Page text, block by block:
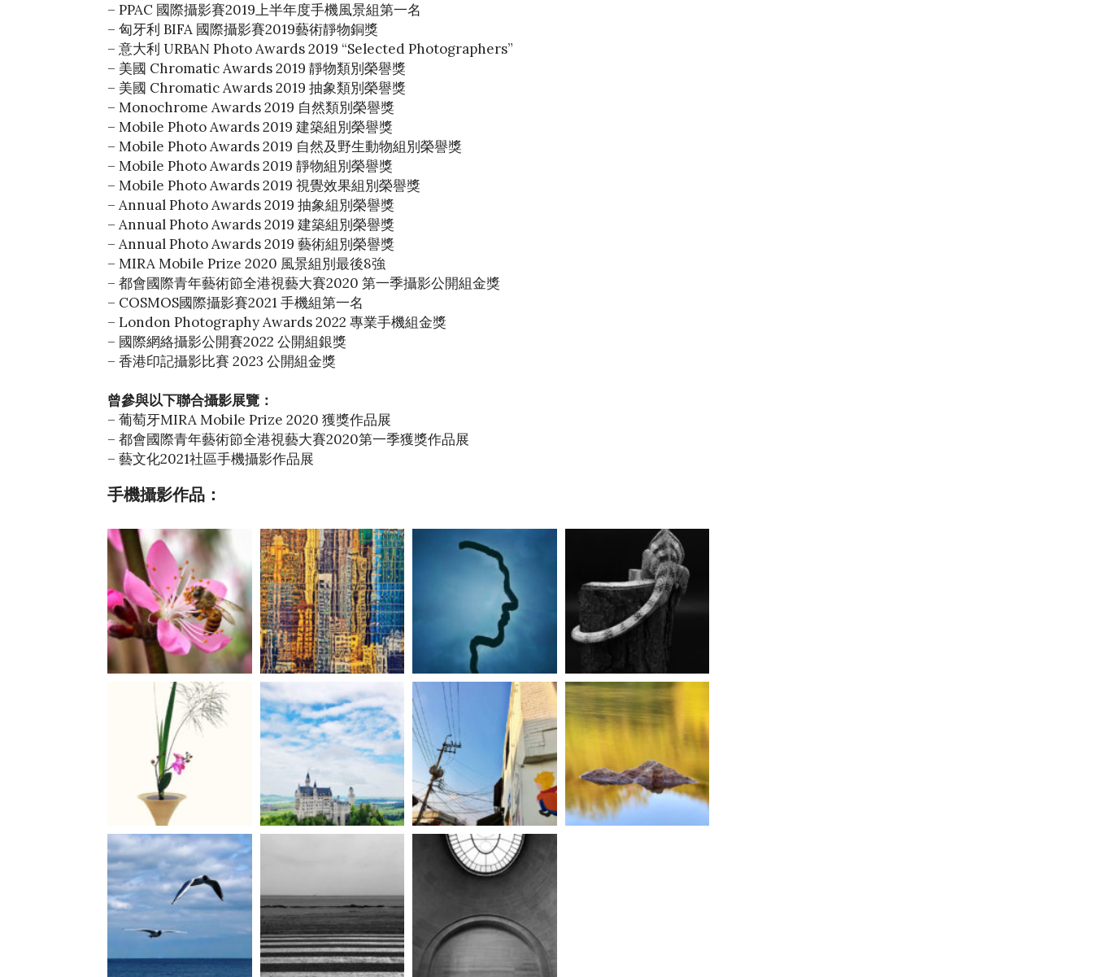
– PPAC 國際攝影賽2019上半年度手機風景組第一名
– 匈牙利 BIFA 國際攝影賽2019藝術靜物銅獎
– 意大利 URBAN Photo Awards 2019 “Selected Photographers”
– 美國 Chromatic Awards 2019 靜物類別榮譽獎
– 美國 Chromatic Awards 2019 抽象類別榮譽獎
– Monochrome Awards 2019 自然類別榮譽獎
– Mobile Photo Awards 2019 建築組別榮譽獎
– Mobile Photo Awards 2019 自然及野生動物組別榮譽獎
– Mobile Photo Awards 2019 靜物組別榮譽獎
– Mobile Photo Awards 2019 視覺效果組別榮譽獎
– Annual Photo Awards 2019 抽象組別榮譽獎
– Annual Photo Awards 2019 建築組別榮譽獎
– Annual Photo Awards 2019 藝術組別榮譽獎
– MIRA Mobile Prize 2020 風景組別最後8強
– 都會國際青年藝術節全港視藝大賽2020 第一季攝影公開組金獎
– COSMOS國際攝影賽2021 手機組第一名
– London Photography Awards 2022 專業手機組金獎
– 國際網絡攝影公開賽2022 公開組銀獎
– 香港印記攝影比賽 2023 公開組金獎
曾參與以下聯合攝影展覽：
– 葡萄牙MIRA Mobile Prize 2020 獲獎作品展
– 都會國際青年藝術節全港視藝大賽2020第一季獲獎作品展
– 藝文化2021社區手機攝影作品展
手機攝影作品：